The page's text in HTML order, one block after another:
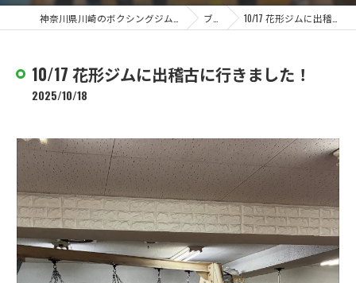
ブログ 10/17 花形ジムに出稽古に行きました！
10/17 花形ジムに出稽古に行きました！
2025/10/18